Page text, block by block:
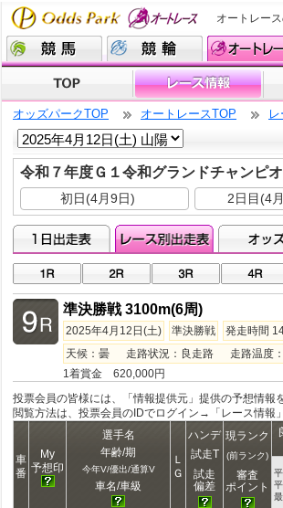
オートレー
オッズパークTOP オートレースTOP
令和７年度Ｇ１令和グランドチャン
初日(4月9日) 2日目(4
準決勝戦 3100m(6周)
2025年4月12日(土) 準決勝戦
発走時間
天候：曇 走路状況：良走路 走路温
1着賞金 620,000円
投票会員の皆様には、「情報提供元」提供の予想情報
閲覧方法は、投票会員のIDでログイン→「レース情報
車
番
My
予想印
選手名
年齢/期
今年V/優出/通算V
車名/車級
Ｌ
Ｇ
ハンデ
試走T
試走
偏差
現ランク
(前ランク)
審査
ポイント